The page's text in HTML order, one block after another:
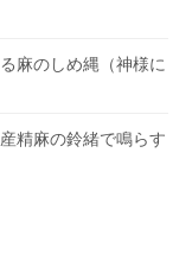
麻のしめ縄（神様に
精麻の鈴緒で鳴らす